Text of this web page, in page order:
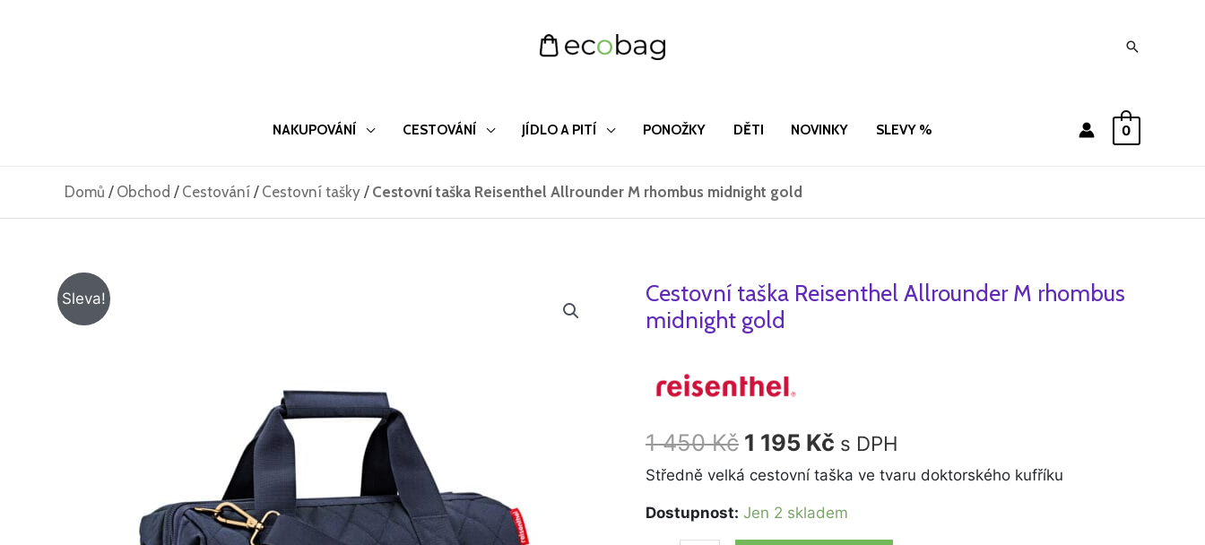
Hledat
NAKUPOVÁNÍ CESTOVÁNÍ JÍDLO A PITÍ PONOŽKY DĚTI NOVINKY SLEVY % 0
Domů / Obchod / Cestování / Cestovní tašky / Cestovní taška Reisenthel Allrounder M rhombus midnight gold
Sleva!
Cestovní taška Reisenthel Allrounder M rhombus
midnight gold
1 450Kč
Původní
cena
1
450 Kč.
1 195 Kč
Aktuální
195 Kč.
s DPH
Středně velká cestovní taška ve tvaru doktorského kufříku
Dostupnost: Jen 2 skladem
Cestovní
taška
Reisenthel
M
rhombus
gold
množství